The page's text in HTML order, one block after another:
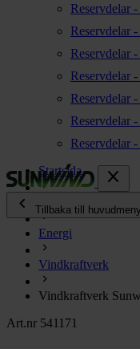
Reservdelar
Reservdelar
Reservdelar
Reservdelar
Reservdelar
Reservdelar -
Reservdelar
close
chevron_left
Tillbaka till
Energi
Kök & Gasol chevron_right
Värme chevron_right
Vatten
Startsida
Energi
Vindkraftverk
Vindkraftverk
Art.nr 541171